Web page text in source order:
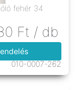
fehér 34
Ft / db
010-0007-262